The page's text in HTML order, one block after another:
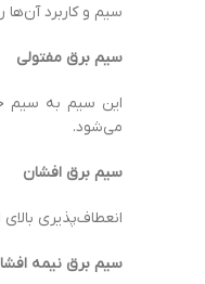
سیم و کاربرد آن‌ها
سیم برق مفتولی
این سیم به سیم
می‌شود.
سیم برق افشان
انعطاف‌پذیری
سیم برق نیمه